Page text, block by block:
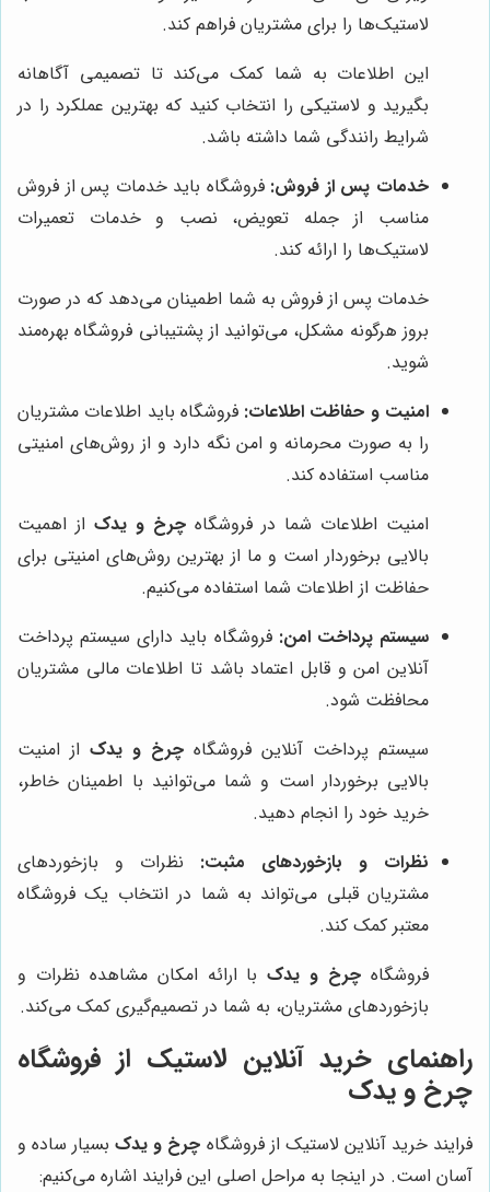
لاستیک‌ها را برای مشتریان فراهم کند.
این اطلاعات به شما کمک می‌کند تا تصمیمی آگاهانه
بگیرید و لاستیکی را انتخاب کنید که بهترین عملکرد را در
شرایط رانندگی شما داشته باشد.
خدمات پس از فروش: فروشگاه باید خدمات پس از فروش
مناسب از جمله تعویض، نصب و خدمات تعمیرات
لاستیک‌ها را ارائه کند.
خدمات پس از فروش به شما اطمینان می‌دهد که در صورت
بروز هرگونه مشکل، می‌توانید از پشتیبانی فروشگاه بهره‌مند
شوید.
امنیت و حفاظت اطلاعات: فروشگاه باید اطلاعات مشتریان
را به صورت محرمانه و امن نگه دارد و از روش‌های امنیتی
مناسب استفاده کند.
امنیت اطلاعات شما در فروشگاه چرخ و یدک از اهمیت
بالایی برخوردار است و ما از بهترین روش‌های امنیتی برای
حفاظت از اطلاعات شما استفاده می‌کنیم.
سیستم پرداخت امن: فروشگاه باید دارای سیستم پرداخت
آنلاین امن و قابل اعتماد باشد تا اطلاعات مالی مشتریان
محافظت شود.
سیستم پرداخت آنلاین فروشگاه چرخ و یدک از امنیت
بالایی برخوردار است و شما می‌توانید با اطمینان خاطر،
خرید خود را انجام دهید.
نظرات و بازخوردهای مثبت: نظرات و بازخوردهای
مشتریان قبلی می‌تواند به شما در انتخاب یک فروشگاه
معتبر کمک کند.
فروشگاه چرخ و یدکبا ارائه امکان مشاهده نظرات و
بازخوردهای مشتریان، به شما در تصمیم‌گیری کمک می‌کند.
راهنمای خرید آنلاین لاستیک از فروشگاه
چرخ و یدک
فرایند خرید آنلاین لاستیک از فروشگاه چرخ و یدکبسیار ساده و
آسان است. در اینجا به مراحل اصلی این فرایند اشاره می‌کنیم: